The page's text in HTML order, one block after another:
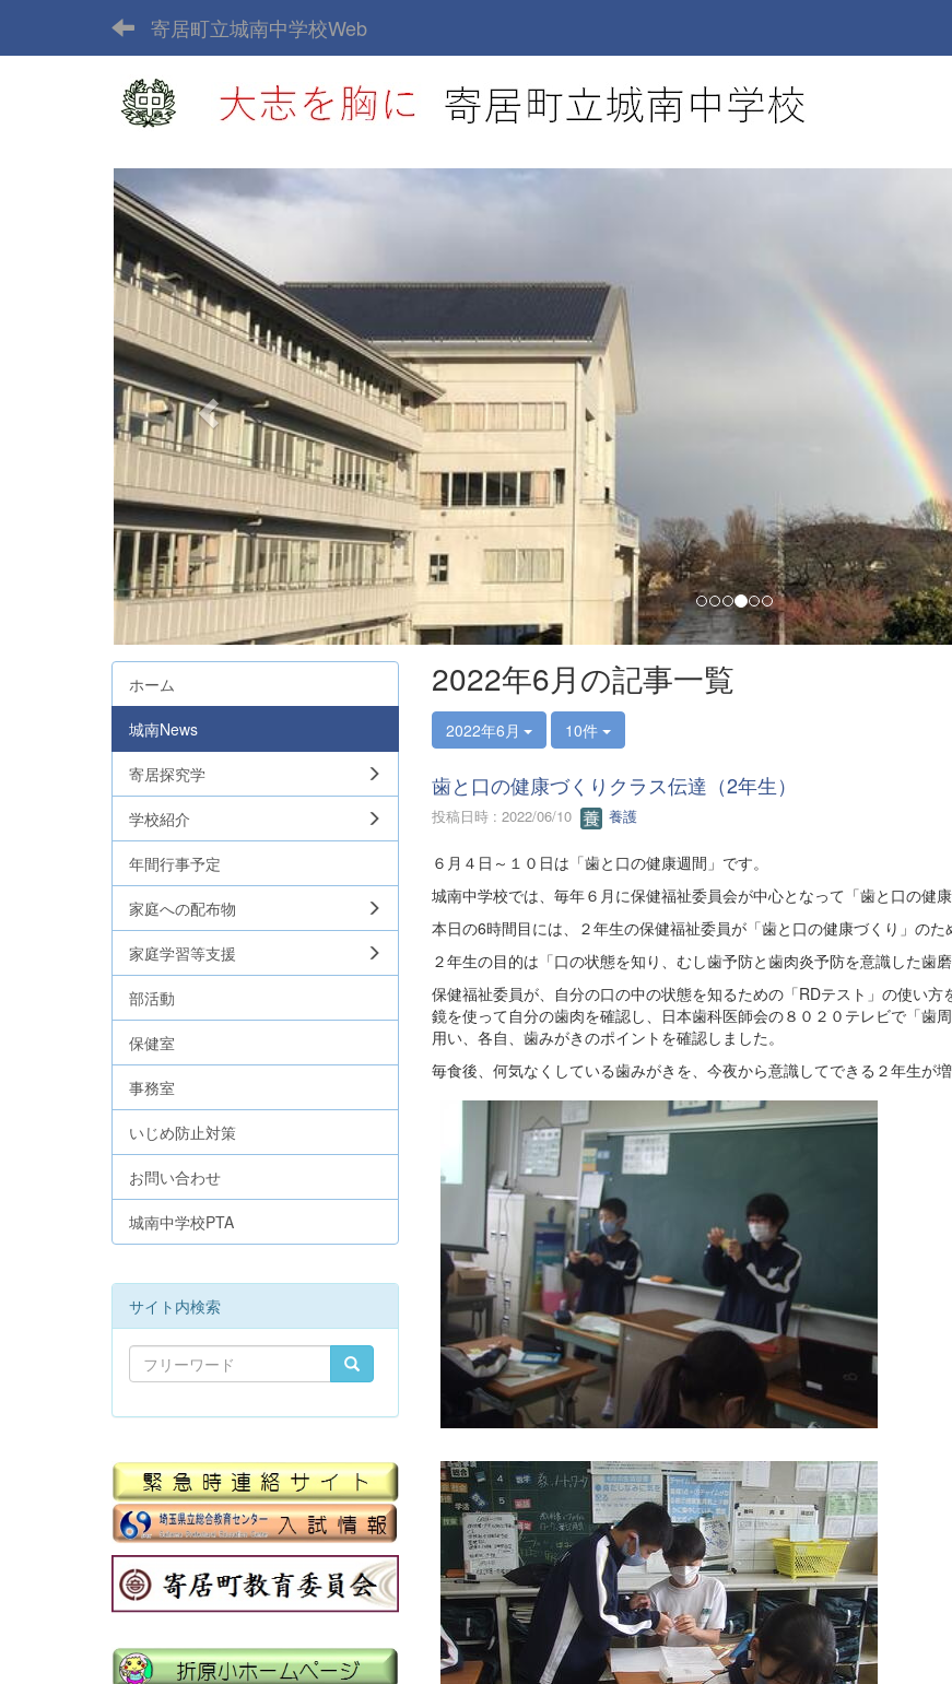
寄居町立城南中学校Web
p
r
e
v
i
o
u
s
2022年6月の記事一覧
2022年6月 10件
歯と口の健康づくりクラス伝達（2年生）
投稿日時 : 2022/06/10 養護
６月４日～１０日は「歯と口の健康週間」です。
城南中学校では、毎年６月に保健福祉委員会が中心となって「歯と口の健
本日の6時間目には、２年生の保健福祉委員が「歯と口の健康づくり」のた
２年生の目的は「口の状態を知り、むし歯予防と歯肉炎予防を意識した歯磨
保健福祉委員が、自分の口の中の状態を知るための「RDテスト」の使い
鏡を使って自分の歯肉を確認し、日本歯科医師会の８０２０テレビで「歯
用い、各自、歯みがきのポイントを確認しました。
毎食後、何気なくしている歯みがきを、今夜から意識してできる２年生が
ホーム
城南News
寄居探究学
学校紹介
年間行事予定
家庭への配布物
家庭学習等支援
部活動
保健室
事務室
いじめ防止対策
お問い合わせ
城南中学校PTA
サイト内検索